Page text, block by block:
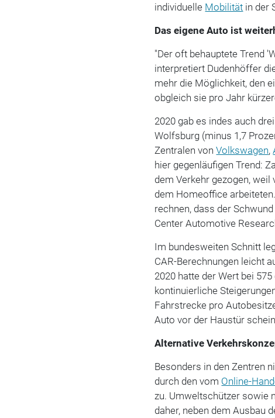
individuelle Mobilität in der
Das eigene Auto ist
"Der oft behauptete Trend
interpretiert Dudenhöffer
mehr die Möglichkeit, den
obgleich sie pro Jahr
2020 gab es indes auch
Wolfsburg (minus 1,7
Zentralen vonVolkswagen,
hier gegenläufigen Trend:
dem Verkehr gezogen,
dem Homeoffice
rechnen, dass der
Center Automotive
Im bundesweiten Schnitt
CAR-Berechnungen leicht
2020 hatte der Wert bei
kontinuierliche
Fahrstrecke pro
Auto vor der Haustür
Alternative
Besonders in den Zentren
durch den vom Online-
zu. Umweltschützer sowie
daher, neben dem Ausbau